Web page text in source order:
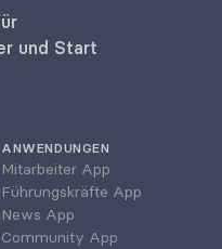
und Start
ANWENDUNGEN
Mitarbeiter App
Führungskräfte App
News App
Community App